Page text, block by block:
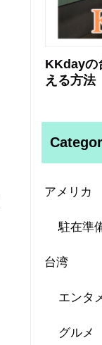
KKdayの
える方法
アメリカ
駐在準
台湾
エンタ
グルメ